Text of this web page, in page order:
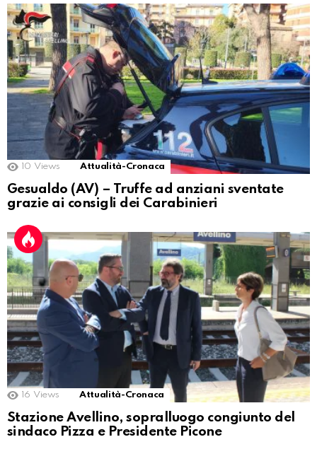
10 Views Attualità-Cronaca
Gesualdo (AV) – Truffe ad anziani sventate
grazie ai consigli dei Carabinieri
16 Views Attualità-Cronaca
Stazione Avellino, sopralluogo congiunto del
sindaco Pizza e Presidente Picone